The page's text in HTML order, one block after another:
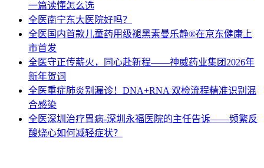
一篇读懂怎么选
全医南宁东大医院好吗？
全医 国内首款儿童药用级褪黑素曼乐静®在京东健康上
市首发
全医守正传薪火，同心赴新程——神威药业集团2026年
新年贺词
全医重症肺炎别漏诊！DNA+RNA 双检流程精准识别混
合感染
全医深圳治疗胃病-深圳永福医院的主任告诉——频繁反
酸烧心如何减轻症状？